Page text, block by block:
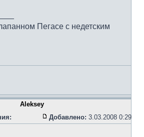
Пегасе с недетским
Aleksey
Добавлено: 3.03.2008 0:29